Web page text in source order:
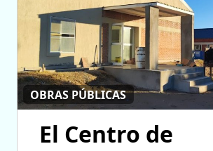
OBRAS PÚBLICAS
El Centro de